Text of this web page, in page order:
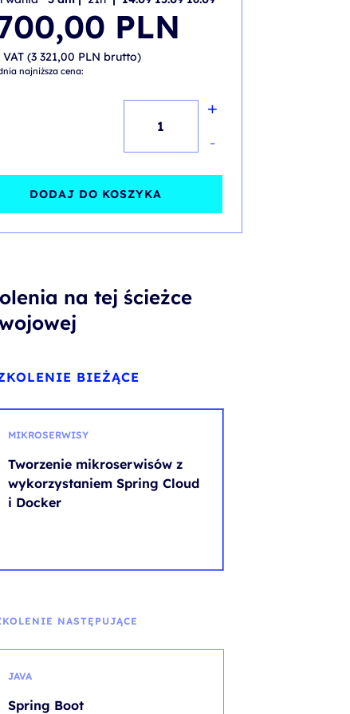
PLN
VAT (3 321,00 PLN brutto)
najniższa cena:
z
wykorzystaniem
i
+
-
DODAJ DO KOSZYKA
na tej ścieżce
BIEŻĄCE
MIKROSERWISY
Tworzenie mikroserwisów z
wykorzystaniem Spring Cloud
i Docker
NASTĘPUJĄCE
JAVA
Spring Boot